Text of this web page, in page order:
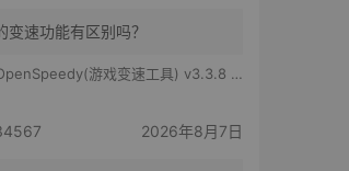
变速功能有区别吗？
游戏变速工具) v3.3.8 绿色版
2026年8月7日